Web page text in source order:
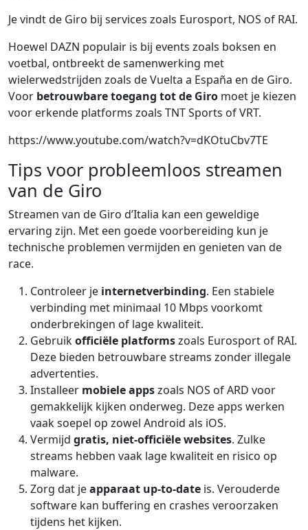
Je vindt de Giro bij services zoals Eurosport, NOS of RAI.
Hoewel DAZN populair is bij events zoals boksen en
voetbal, ontbreekt de samenwerking met
wielerwedstrijden zoals de Vuelta a España en de Giro.
Voor betrouwbare toegang tot de Giro moet je kiezen
voor erkende platforms zoals TNT Sports of VRT.
https://www.youtube.com/watch?v=dKOtuCbv7TE
Tips voor probleemloos streamen
van de Giro
Streamen van de Giro d’Italia kan een geweldige
ervaring zijn. Met een goede voorbereiding kun je
technische problemen vermijden en genieten van de
race.
Controleer je internetverbinding. Een stabiele
verbinding met minimaal 10 Mbps voorkomt
onderbrekingen of lage kwaliteit.
Gebruikofficiële platformszoals Eurosport of RAI.
Deze bieden betrouwbare streams zonder illegale
advertenties.
Installeer mobiele appszoals NOS of ARD voor
gemakkelijk kijken onderweg. Deze apps werken
vaak soepel op zowel Android als iOS.
Vermijd gratis, niet-officiële websites. Zulke
streams hebben vaak lage kwaliteit en risico op
malware.
Zorg dat jeapparaat up-to-date is. Verouderde
software kan buffering en crashes veroorzaken
tijdens het kijken.